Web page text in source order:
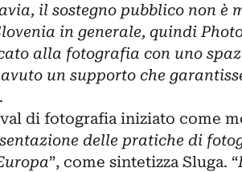
il sostegno pubblico non è
in generale, quindi
alla fotografia con uno
un supporto che
di fotografia iniziato come
delle pratiche di
”, come sintetizza Sluga. “